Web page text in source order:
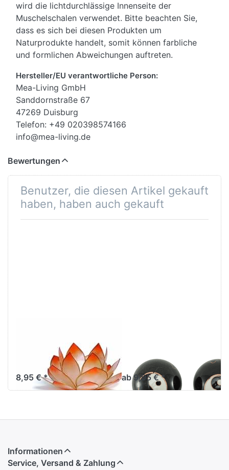
wird die lichtdurchlässige Innenseite der
Muschelschalen verwendet. Bitte beachten Sie,
dass es sich bei diesen Produkten um
Naturprodukte handelt, somit können farbliche
und formlichen Abweichungen auftreten.
Hersteller/EU verantwortliche Person:
Mea-Living GmbH
Sanddornstraße 67
47269 Duisburg
Telefon: +49 020398574166
info@mea-living.de
Bewertungen
Benutzer, die diesen Artikel gekauft
haben, haben auch gekauft
Sonnenaufgang
mandarin
8,95 € *
schwarz
ab 9,95 € *
Informationen
Service, Versand & Zahlung